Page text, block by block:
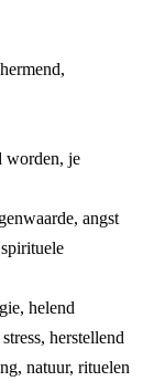
worden, je
angst
helend
herstellend
natuur, rituelen